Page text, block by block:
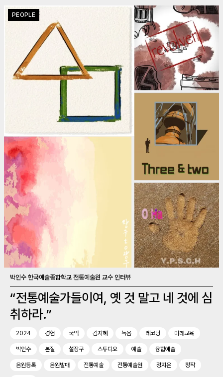
PEOPLE
박인수 한국예술종합학교 전통예술원 교수 인터뷰
“전통예술가들이여, 옛 것 말고 네 것에 심
취하라.”
2024 경험 국악 김지혜 녹음 레코딩 미래교육
박인수 본질 설장구 스튜디오 예술 융합예술
음원등록 음원발매 전통예술 전통예술원 정지은 창작